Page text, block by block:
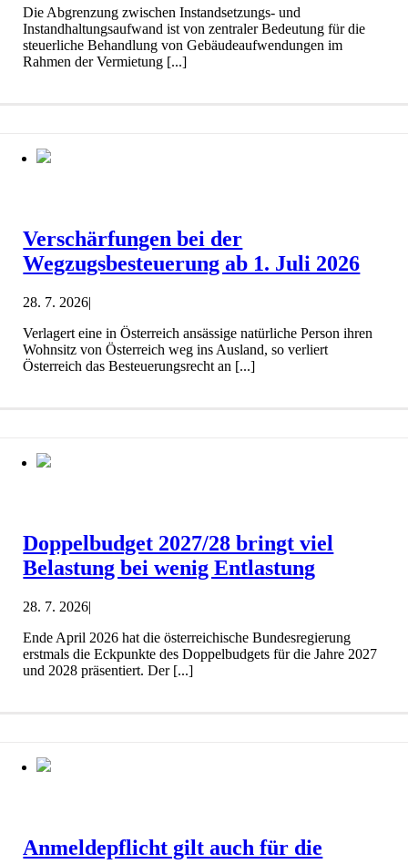
Die Abgrenzung zwischen Instandsetzungs- und
Instandhaltungsaufwand ist von zentraler Bedeutung für die
steuerliche Behandlung von Gebäudeaufwendungen im
Rahmen der Vermietung [...]
Verschärfungen bei der
Wegzugsbesteuerung ab 1. Juli 2026
28. 7. 2026|
Verlagert eine in Österreich ansässige natürliche Person ihren
Wohnsitz von Österreich weg ins Ausland, so verliert
Österreich das Besteuerungsrecht an [...]
Doppelbudget 2027/28 bringt viel
Belastung bei wenig Entlastung
28. 7. 2026|
Ende April 2026 hat die österreichische Bundesregierung
erstmals die Eckpunkte des Doppelbudgets für die Jahre 2027
und 2028 präsentiert. Der [...]
Anmeldepflicht gilt auch für die